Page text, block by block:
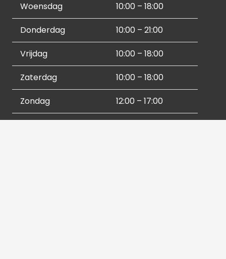
Woensdag 10:00 – 18:00
Donderdag 10:00 – 21:00
Vrijdag 10:00 – 18:00
Zaterdag 10:00 – 18:00
Zondag 12:00 – 17:00